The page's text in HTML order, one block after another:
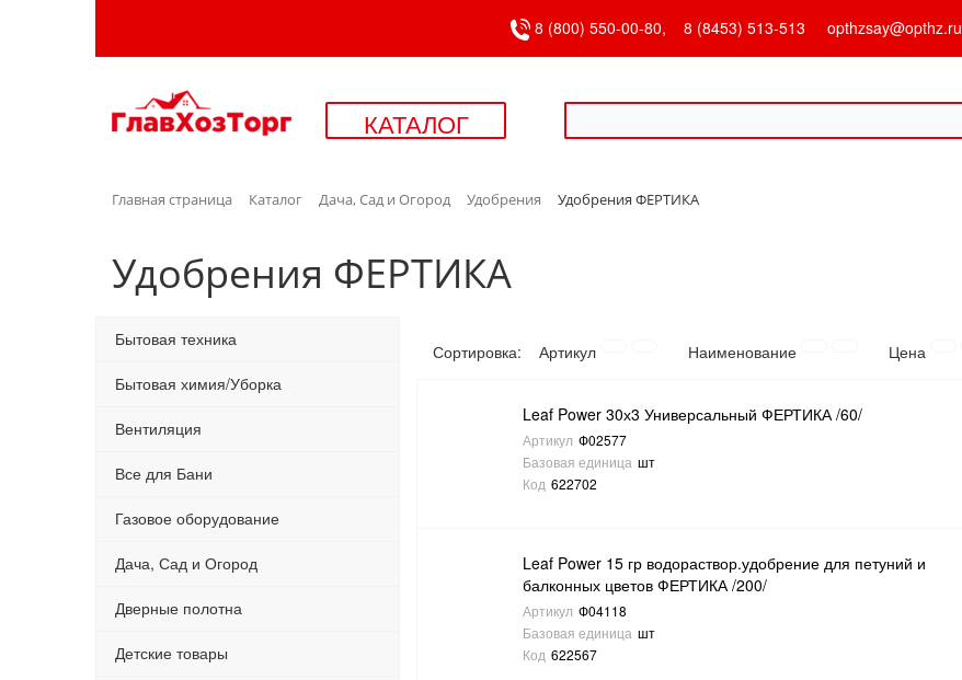
8 (800) 550-00-80, 8 (8453) 513-513 opthzsay@opthz.ru
КАТАЛОГ
Главная страница Каталог Дача, Сад и Огород Удобрения Удобрения ФЕРТИКА
Удобрения ФЕРТИКА
Бытовая техника
Бытовая химия/Уборка
Вентиляция
Все для Бани
Газовое оборудование
Дача, Сад и Огород
Дверные полотна
Детские товары
Сортировка: Артикул Наименование Цена
Leaf Power 30х3 Универсальный ФЕРТИКА /60/
Артикул Ф02577
Базовая единица шт
Код 622702
Leaf Power 15 гр водораствор.удобрение для петуний и
балконных цветов ФЕРТИКА /200/
Артикул Ф04118
Базовая единица шт
Код 622567